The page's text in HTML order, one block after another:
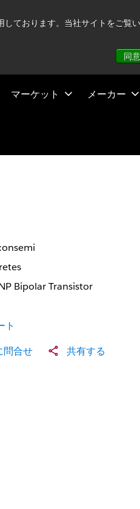
ております。当社サイトをご
同
マーケット メーカー
onsemi
Bipolar Transistor
ト
問合せ 共有する